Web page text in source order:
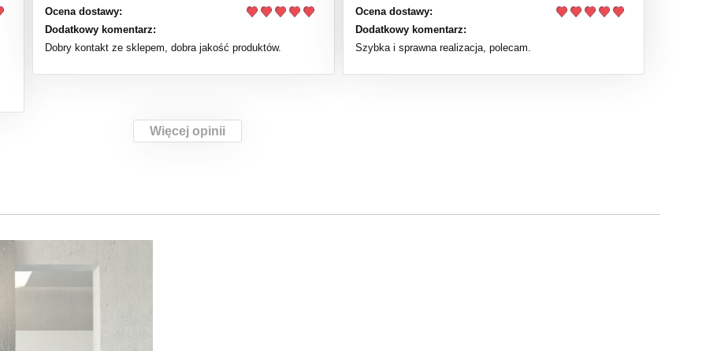
Ocena dostawy:
Dodatkowy komentarz:
Dobry kontakt ze sklepem, dobra jakość produktów.
Ocena dostawy:
Dodatkowy komentarz:
Szybka i sprawna realizacja, polecam.
Więcej opinii